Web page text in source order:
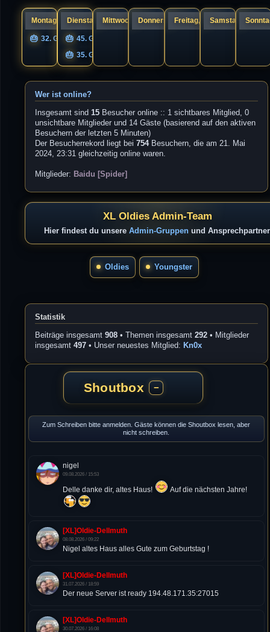
t
g
Montag, 10.
32. Geburtstag UNIQS
Dienstag, 11.
45. Geburtstag Guandi
35. Geburtstag s1cK.
Mittwoch, 12.Donnerstag, 13.Freitag, 14.Samstag, 15.
Wer ist online?
Insgesamt sind15 Besucher online :: 1 sichtbares Mitglied, 0
unsichtbare Mitglieder und 14 Gäste (basierend auf den aktiven
Besuchern der letzten 5 Minuten)
Der Besucherrekord liegt bei754Besuchern, die am 21. Mai
2024, 23:31 gleichzeitig online waren.
Mitglieder: Baidu [Spider]
XL Oldies Admin-Team
Hier findest du unsere Admin-Gruppenund
Oldies Youngster
Statistik
Beiträge insgesamt908 • Themen insgesamt292 • Mitglieder
insgesamt497 • Unser neuestes Mitglied: Kn0x
Shoutbox −
Zum Schreiben bitte anmelden. Gäste können die Shoutbox lesen, aber
nicht schreiben.
nigel
09.08.2026 / 15:53
Delle danke dir, altes Haus! Auf die nächsten Jahre!
[XL]Oldie-Dellmuth
08.08.2026 / 09:22
Nigel altes Haus alles Gute zum Geburtstag !
[XL]Oldie-Dellmuth
31.07.2026 / 18:59
Der neue Server ist ready 194.48.171.35:27015
[XL]Oldie-Dellmuth
30.07.2026 / 16:08